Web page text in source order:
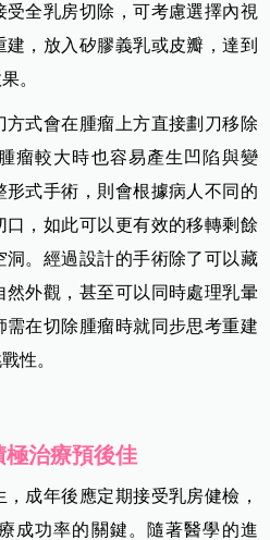
全乳房切除，可考慮選擇內視
，放入矽膠義乳或皮瓣，達到
。
式會在腫瘤上方直接劃刀移除
瘤較大時也容易產生凹陷與變
式手術，則會根據病人不同的
，如此可以更有效的移轉剩餘
。經過設計的手術除了可以藏
外觀，甚至可以同時處理乳暈
在切除腫瘤時就同步思考重建
性。
治療預後佳
成年後應定期接受乳房健檢，
成功率的關鍵。隨著醫學的進